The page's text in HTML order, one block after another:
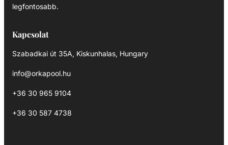
legfontosabb.
Kapcsolat
Szabadkai út 35A, Kiskunhalas, Hungary
info@orkapool.hu
+36 30 965 9104
+36 30 587 4738